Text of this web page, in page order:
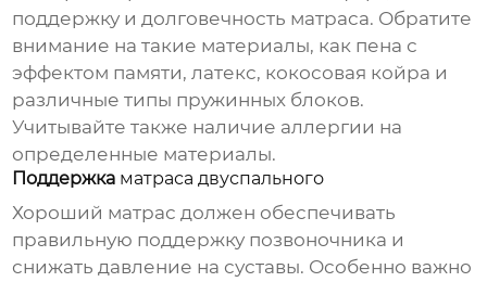
поддержку и долговечность матраса. Обратите
внимание на такие материалы, как пена с
эффектом памяти, латекс, кокосовая койра и
различные типы пружинных блоков.
Учитывайте также наличие аллергии на
определенные материалы.
Поддержка матраса двуспального
Хороший матрас должен обеспечивать
правильную поддержку позвоночника и
снижать давление на суставы. Особенно важно